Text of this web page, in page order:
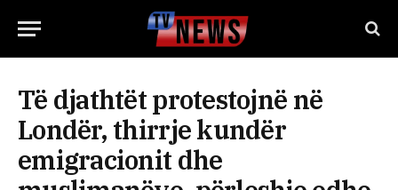
Të djathtët protestojnë në
Londër, thirrje kundër
emigracionit dhe